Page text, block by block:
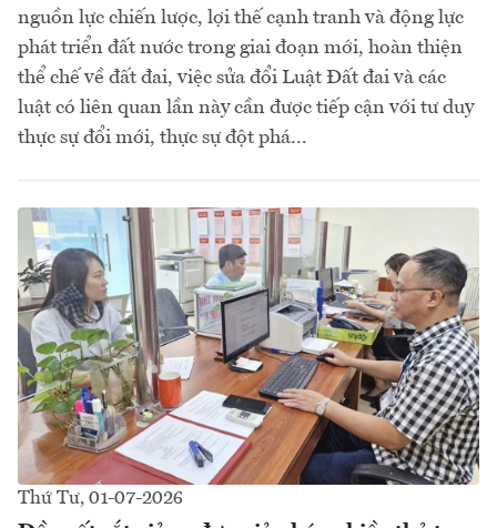
nguồn lực chiến lược, lợi thế cạnh tranh và động lực
phát triển đất nước trong giai đoạn mới, hoàn thiện
thể chế về đất đai, việc sửa đổi Luật Đất đai và các
luật có liên quan lần này cần được tiếp cận với tư duy
thực sự đổi mới, thực sự đột phá...
Thứ Tư, 01-07-2026